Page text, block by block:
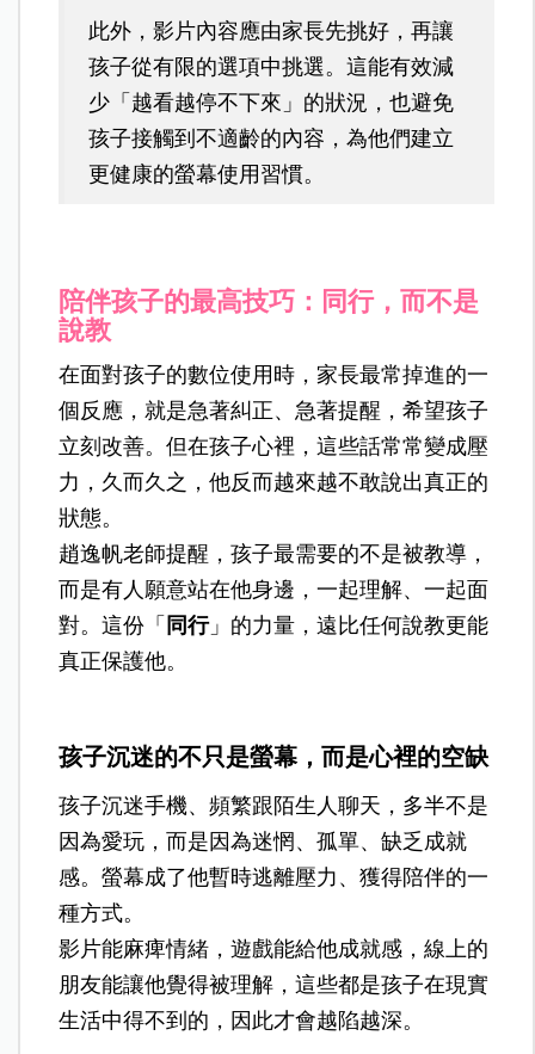
此外，影片內容應由家長先挑好，再讓
孩子從有限的選項中挑選。這能有效減
少「越看越停不下來」的狀況，也避免
孩子接觸到不適齡的內容，為他們建立
更健康的螢幕使用習慣。
陪伴孩子的最高技巧：同行，而不是
說教
在面對孩子的數位使用時，家長最常掉進的一
個反應，就是急著糾正、急著提醒，希望孩子
立刻改善。但在孩子心裡，這些話常常變成壓
力，久而久之，他反而越來越不敢說出真正的
狀態。
趙逸帆老師提醒，孩子最需要的不是被教導，
而是有人願意站在他身邊，一起理解、一起面
對。這份「 同行」的力量，遠比任何說教更能
真正保護他。
孩子沉迷的不只是螢幕，而是心裡的空缺
孩子沉迷手機、頻繁跟陌生人聊天，多半不是
因為愛玩，而是因為迷惘、孤單、缺乏成就
感。螢幕成了他暫時逃離壓力、獲得陪伴的一
種方式。
影片能麻痺情緒，遊戲能給他成就感，線上的
朋友能讓他覺得被理解，這些都是孩子在現實
生活中得不到的，因此才會越陷越深。